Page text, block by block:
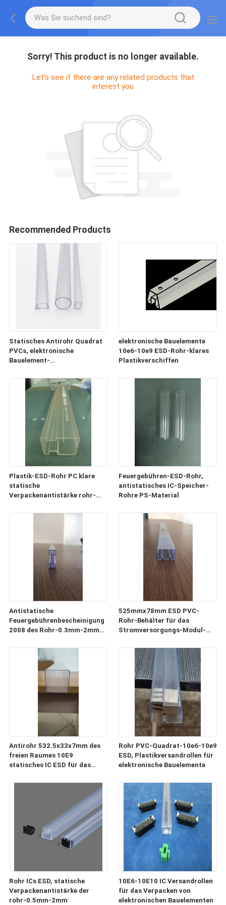
Sorry! This product is no longer available.
Let's see if there are any related products that
interest you
Recommended Products
Statisches Antirohr Quadrat
PVCs, elektronische
Bauelement-
elektronische Bauelemente
10e6-10e9 ESD-Rohr-klares
Plastikverschiffen
Plastik-ESD-Rohr PC klare
statische
Verpackenantistärke rohr-
Feuergebühren-ESD-Rohr,
antistatisches IC-Speicher-
Rohre PS-Material
Antistatische
Feuergebührenbescheinigung
2008 des Rohr-0.3mm-2mm
525mmx78mm ESD PVC-
Rohr-Behälter für das
Stromversorgungs-Modul-
Antirohr 532.5x33x7mm des
freien Raumes 10E9
statisches IC ESD für das
Rohr PVC-Quadrat-10e6-10e9
ESD, Plastikversandrollen für
elektronische Bauelemente
Rohr ICs ESD, statische
Verpackenantistärke der
rohr-0.5mm-2mm
10E6-10E10 IC Versandrollen
für das Verpacken von
elektronischen Bauelementen